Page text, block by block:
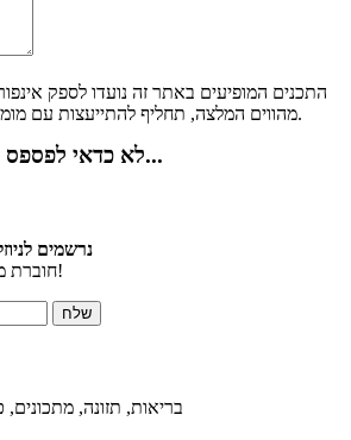
התכנים המופיעים באתר זה נועדו לספק
מהווים המלצה, תחליף להתייעצות עם מומחה או קבלת ייעוץ רפואי.
לא כדאי לפספס...
נרשמים
חוברת מתכונים מהירים לדיאטה!
בריאות, תזונה,